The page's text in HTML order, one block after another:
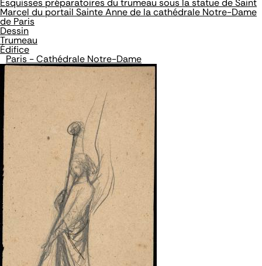
Esquisses préparatoires du trumeau sous la statue de Saint
Marcel du portail Sainte Anne de la cathédrale Notre-Dame
de Paris
Dessin
Trumeau
Édifice
Paris - Cathédrale Notre-Dame